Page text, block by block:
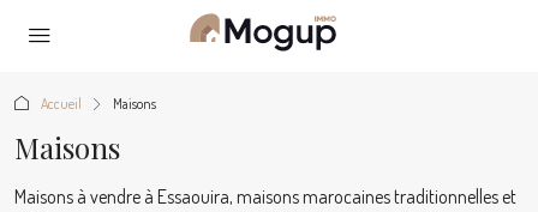
Accueil Maisons
Maisons
Maisons à vendre à Essaouira, maisons marocaines traditionnelles et